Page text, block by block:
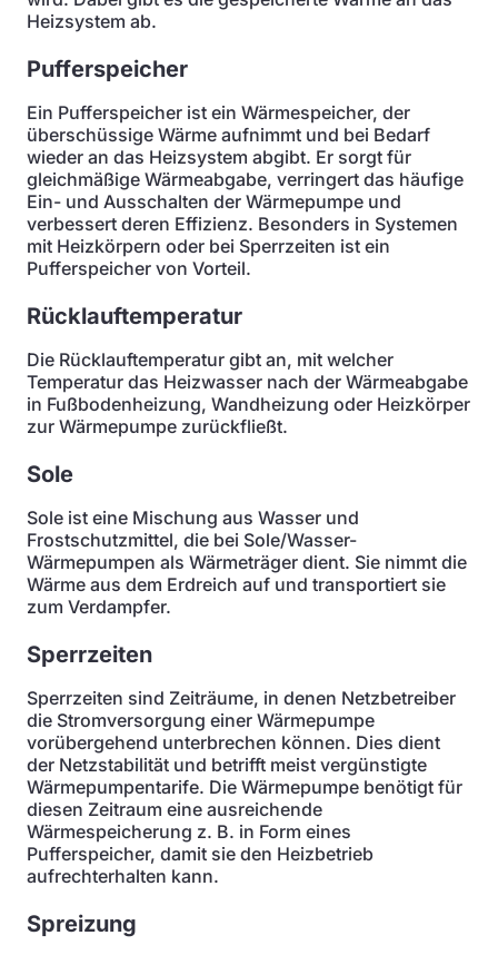
Heizsystem ab.
Pufferspeicher
Ein Pufferspeicher ist ein Wärmespeicher, der
überschüssige Wärme aufnimmt und bei Bedarf
wieder an das Heizsystem abgibt. Er sorgt für
gleichmäßige Wärmeabgabe, verringert das häufige
Ein- und Ausschalten der Wärmepumpe und
verbessert deren Effizienz. Besonders in Systemen
mit Heizkörpern oder bei Sperrzeiten ist ein
Pufferspeicher von Vorteil.
Rücklauftemperatur
Die Rücklauftemperatur gibt an, mit welcher
Temperatur das Heizwasser nach der Wärmeabgabe
in Fußbodenheizung, Wandheizung oder Heizkörper
zur Wärmepumpe zurückfließt.
Sole
Sole ist eine Mischung aus Wasser und
Frostschutzmittel, die bei Sole/Wasser-
Wärmepumpen als Wärmeträger dient. Sie nimmt die
Wärme aus dem Erdreich auf und transportiert sie
zum Verdampfer.
Sperrzeiten
Sperrzeiten sind Zeiträume, in denen Netzbetreiber
die Stromversorgung einer Wärmepumpe
vorübergehend unterbrechen können. Dies dient
der Netzstabilität und betrifft meist vergünstigte
Wärmepumpentarife. Die Wärmepumpe benötigt für
diesen Zeitraum eine ausreichende
Wärmespeicherung z. B. in Form eines
Pufferspeicher, damit sie den Heizbetrieb
aufrechterhalten kann.
Spreizung